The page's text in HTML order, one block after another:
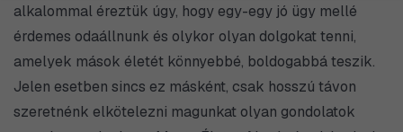
alkalommal éreztük úgy, hogy egy-egy jó ügy mellé
érdemes odaállnunk és olykor olyan dolgokat tenni,
amelyek mások életét könnyebbé, boldogabbá teszik.
Jelen esetben sincs ez másként, csak hosszú távon
szeretnénk elkötelezni magunkat olyan gondolatok